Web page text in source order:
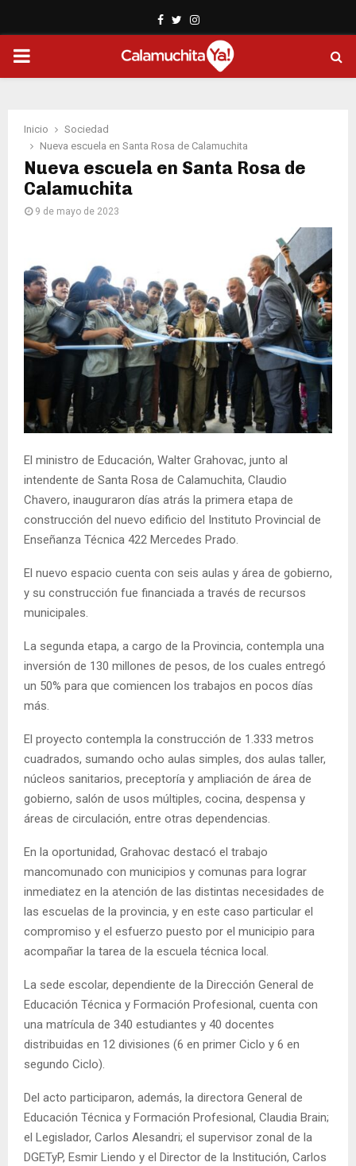
Facebook
TwitterInstagram
PRIMARY
Inicio
Sociedad
Nueva escuela en Santa Rosa de Calamuchita
Nueva escuela en Santa Rosa de
Calamuchita
9 de mayo de 2023
El ministro de Educación, Walter Grahovac, junto al
intendente de Santa Rosa de Calamuchita, Claudio
Chavero, inauguraron días atrás la primera etapa de
construcción del nuevo edificio del Instituto Provincial de
Enseñanza Técnica 422 Mercedes Prado.
El nuevo espacio cuenta con seis aulas y área de gobierno,
y su construcción fue financiada a través de recursos
municipales.
La segunda etapa, a cargo de la Provincia, contempla una
inversión de 130 millones de pesos, de los cuales entregó
un 50% para que comiencen los trabajos en pocos días
más.
El proyecto contempla la construcción de 1.333 metros
cuadrados, sumando ocho aulas simples, dos aulas taller,
núcleos sanitarios, preceptoría y ampliación de área de
gobierno, salón de usos múltiples, cocina, despensa y
áreas de circulación, entre otras dependencias.
En la oportunidad, Grahovac destacó el trabajo
mancomunado con municipios y comunas para lograr
inmediatez en la atención de las distintas necesidades de
las escuelas de la provincia, y en este caso particular el
compromiso y el esfuerzo puesto por el municipio para
acompañar la tarea de la escuela técnica local.
La sede escolar, dependiente de la Dirección General de
Educación Técnica y Formación Profesional, cuenta con
una matrícula de 340 estudiantes y 40 docentes
distribuidas en 12 divisiones (6 en primer Ciclo y 6 en
segundo Ciclo).
Del acto participaron, además, la directora General de
Educación Técnica y Formación Profesional, Claudia Brain;
el Legislador, Carlos Alesandri; el supervisor zonal de la
DGETyP, Esmir Liendo y el Director de la Institución, Carlos